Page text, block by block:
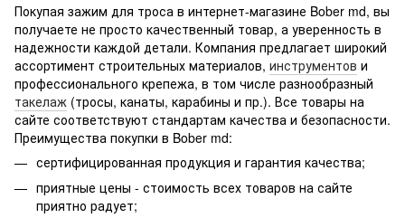
Покупая зажим для троса в интернет-магазине Bober md, вы
получаете не просто качественный товар, а уверенность в
надежности каждой детали. Компания предлагает широкий
ассортимент строительных материалов, инструментов и
профессионального крепежа, в том числе разнообразный
такелаж (тросы, канаты, карабины и пр.). Все товары на
сайте соответствуют стандартам качества и безопасности.
Преимущества покупки в Bober md:
сертифицированная продукция и гарантия качества;
приятные цены - стоимость всех товаров на сайте
приятно радует;